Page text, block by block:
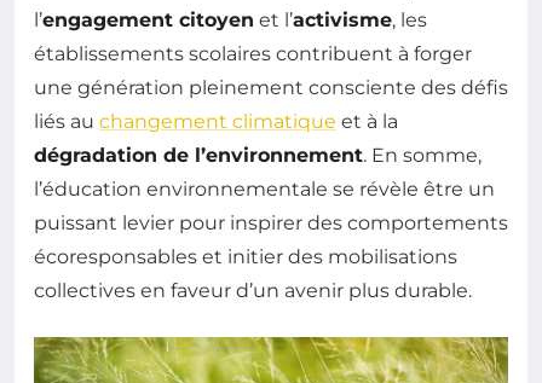
l’engagement citoyen et l’activisme, les
établissements scolaires contribuent à forger
une génération pleinement consciente des défis
liés au changement climatique et à la
dégradation de l’environnement. En somme,
l’éducation environnementale se révèle être un
puissant levier pour inspirer des comportements
écoresponsables et initier des mobilisations
collectives en faveur d’un avenir plus durable.